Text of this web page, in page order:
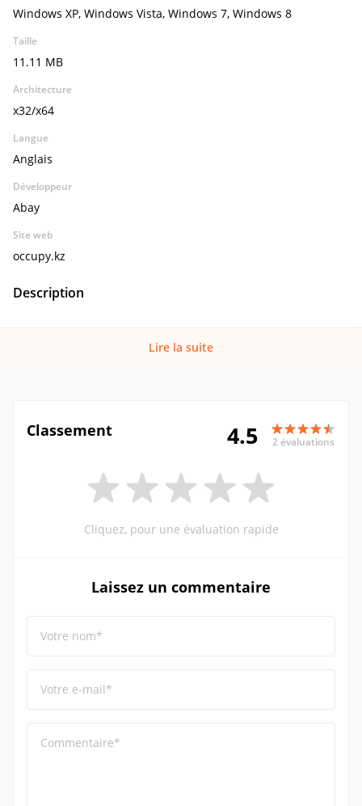
Windows XP, Windows Vista, Windows 7, Windows 8
Taille
11.11 MB
Architecture
x32/x64
Langue
Anglais
Développeur
Abay
Site web
occupy.kz
Description
Lire la suite
Classement 4.5 2 évaluations
Cliquez, pour une évaluation rapide
Laissez un commentaire
Votre nom*
Votre e-mail*
Commentaire*